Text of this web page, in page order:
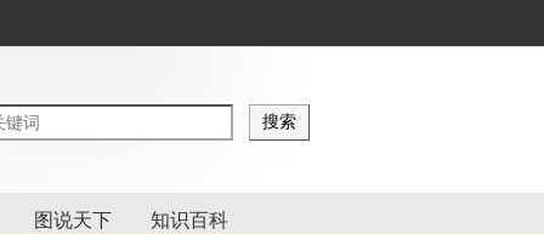
图说天下 知识百科